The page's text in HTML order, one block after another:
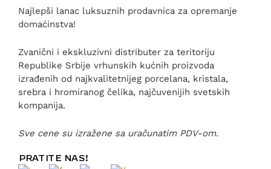
Najlepši lanac luksuznih prodavnica za opremanje
domaćinstva!
Zvanični i ekskluzivni distributer za teritoriju
Republike Srbije vrhunskih kućnih proizvoda
izrađenih od najkvalitetnijeg porcelana, kristala,
srebra i hromiranog čelika, najčuvenijih svetskih
kompanija.
Sve cene su izražene sa uračunatim PDV-om.
PRATITE NAS!